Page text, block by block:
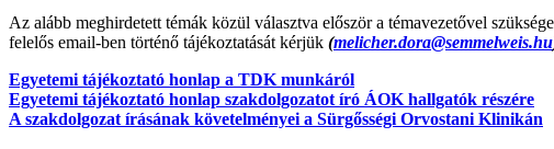
Az alább meghirdetett témák közül választva először a témavezetővel
felelős email-ben történő tájékoztatását kérjük (melicher.dora@semmelweis.hu
Egyetemi tájékoztató honlap a TDK munkáról
Egyetemi tájékoztató honlap szakdolgozatot író ÁOK hallgatók részére
A szakdolgozat írásának követelményei a Sürgősségi Orvostani Klinikán